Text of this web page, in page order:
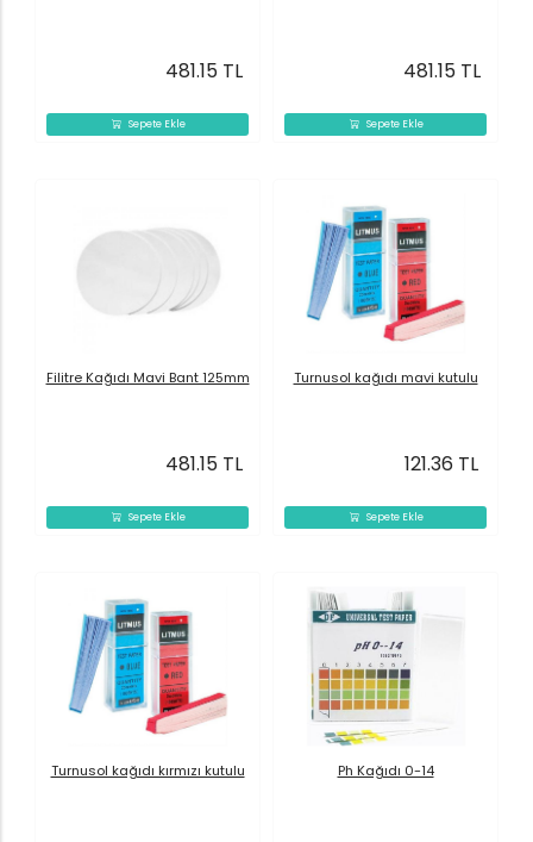
Sepete Ekle
481.15 TL
Sepete Ekle
481.15 TL
Sepete Ekle
Filitre Kağıdı Mavi Bant 125mm
481.15 TL
Sepete Ekle
Turnusol kağıdı mavi kutulu
121.36 TL
Turnusol kağıdı kırmızı kutulu Ph Kağıdı 0-14